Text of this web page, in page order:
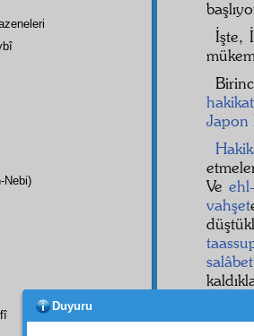
İşte,
hakikat
Japon
Ve
vahşet
salâbet
Nebi)
Duyuru